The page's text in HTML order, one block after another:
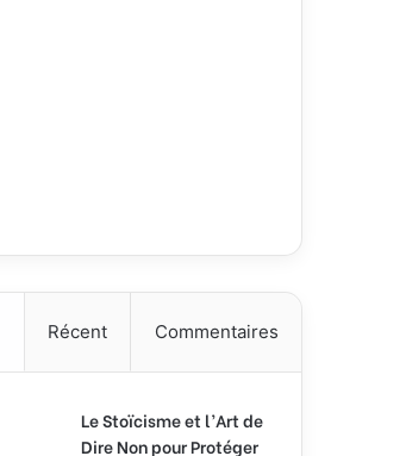
Récent Commentaires
Le Stoïcisme et l’Art de
Dire Non pour Protéger